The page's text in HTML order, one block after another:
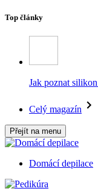
Top články
Jak poznat
Celý magazín
Přejít na menu
Domácí depilace